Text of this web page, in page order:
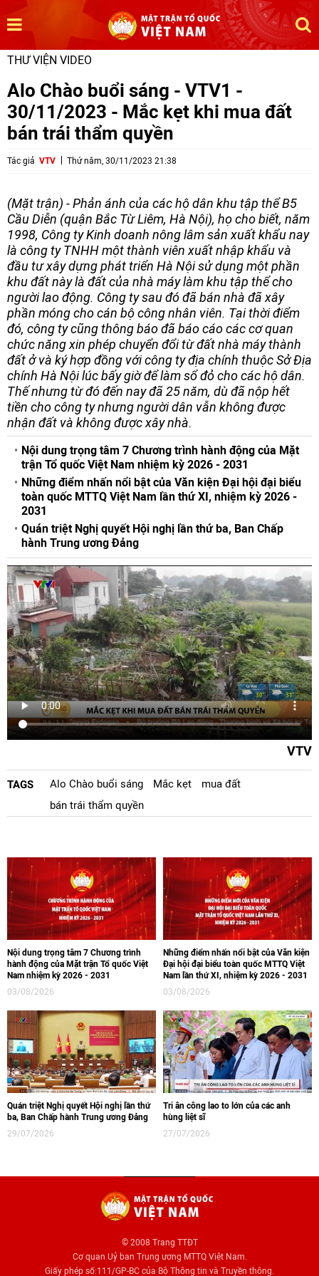
THƯ VIỆN VIDEO
Alo Chào buổi sáng - VTV1 -
30/11/2023 - Mắc kẹt khi mua đất
bán trái thẩm quyền
Tác giả VTV Thứ năm, 30/11/2023 21:38
(Mặt trận) - Phản ánh của các hộ dân khu tập thể B5
Cầu Diễn (quận Bắc Từ Liêm, Hà Nội), họ cho biết, năm
1998, Công ty Kinh doanh nông lâm sản xuất khẩu nay
là công ty TNHH một thành viên xuất nhập khẩu và
đầu tư xây dựng phát triển Hà Nội sử dụng một phần
khu đất này là đất của nhà máy làm khu tập thể cho
người lao động. Công ty sau đó đã bán nhà đã xây
phần móng cho cán bộ công nhân viên. Tại thời điểm
đó, công ty cũng thông báo đã báo cáo các cơ quan
chức năng xin phép chuyển đổi từ đất nhà máy thành
đất ở và ký hợp đồng với công ty địa chính thuộc Sở Địa
chính Hà Nội lúc bấy giờ để làm sổ đỏ cho các hộ dân.
Thế nhưng từ đó đến nay đã 25 năm, dù đã nộp hết
tiền cho công ty nhưng người dân vẫn không được
nhận đất và không được xây nhà.
Nội dung trọng tâm 7 Chương trình hành động của Mặt
trận Tổ quốc Việt Nam nhiệm kỳ 2026 - 2031
Những điểm nhấn nổi bật của Văn kiện Đại hội đại biểu
toàn quốc MTTQ Việt Nam lần thứ XI, nhiệm kỳ 2026 -
2031
Quán triệt Nghị quyết Hội nghị lần thứ ba, Ban Chấp
hành Trung ương Đảng
VTV
TAGS Alo Chào buổi sáng Mắc kẹt
mua đất
bán trái thẩm quyền
Nội dung trọng tâm 7 Chương trình
hành động của Mặt trận Tổ quốc Việt
Nam nhiệm kỳ 2026 - 2031
03/08/2026
Những điểm nhấn nổi bật của Văn kiện
Đại hội đại biểu toàn quốc MTTQ Việt
Nam lần thứ XI, nhiệm kỳ 2026 - 2031
03/08/2026
Quán triệt Nghị quyết Hội nghị lần thứ
ba, Ban Chấp hành Trung ương Đảng
29/07/2026
Tri ân công lao to lớn của các anh
hùng liệt sĩ
27/07/2026
© 2008 Trang TTĐT
Cơ quan Uỷ ban Trung ương MTTQ Việt Nam.
Giấy phép số:111/GP-BC của Bộ Thông tin và Truyền thông.